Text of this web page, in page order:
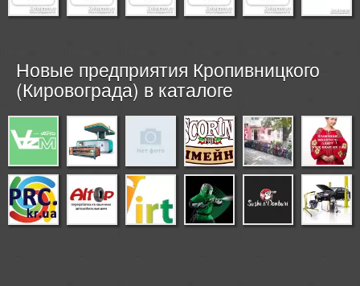
Новые предприятия Кропивницкого
(Кировограда) в каталоге